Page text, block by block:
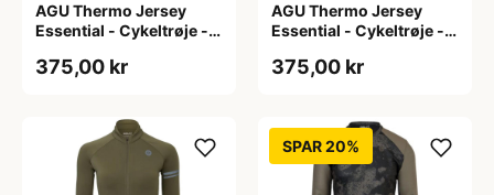
AGU Thermo Jersey
Essential - Cykeltrøje -
S
375,00 kr
AGU Thermo Jersey
Essential - Cykeltrøje -
XL
375,00 kr
SPAR 20%